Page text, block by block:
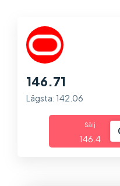
Information
146.71
Lägsta: 142.06
Sälj
146.4